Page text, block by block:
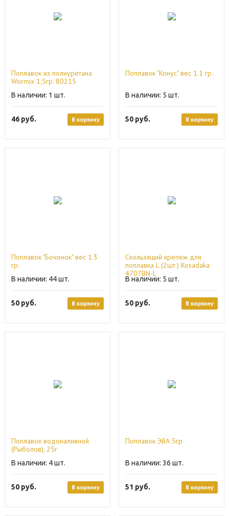
Поплавок из полиуретана
Wormix 1,5гр. 80215
1
46 руб. В корзину
Поплавок "Конус" вес 1.1 гр.
5
50 руб. В корзину
Поплавок "Бочонок" вес 1.3
гр.
44
50 руб. В корзину
Скользящий крепеж для
поплавка L (2шт.) Kosadaka
4707BN-L
5
50 руб. В корзину
Поплавок водоналивной
(Рыболов), 25г
4
50 руб. В корзину
Поплавок ЭВА 5гр
36
51 руб. В корзину